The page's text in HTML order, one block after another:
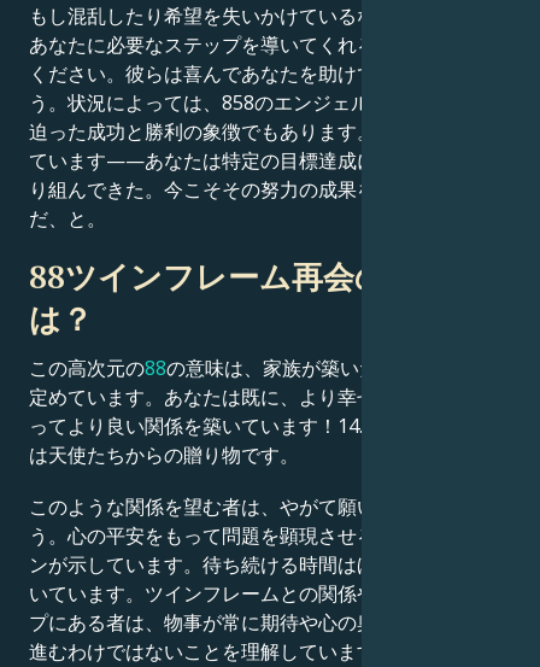
もし混乱したり希望を失いかけているなら、天使たちに
あなたに必要なステップを導いてくれるよう頼んでみて
ください。彼らは喜んであなたを助けてくれるでしょ
う。状況によっては、858のエンジェルナンバーは差し
迫った成功と勝利の象徴でもあります。宇宙はこう伝え
ています——あなたは特定の目標達成に向けて勤勉に取
り組んできた。今こそその努力の成果を享受し始める時
だ、と。
88ツインフレーム再会の意味と
は？
この高次元の88の意味は、家族が築いた基準が全てを
定めています。あなたは既に、より幸せで、あなたにと
ってより良い関係を築いています！14. このメッセージ
は天使たちからの贈り物です。
このような関係を望む者は、やがて願いを叶えるでしょ
う。心の平安をもって問題を顕現させるなら、このサイ
ンが示しています。待ち続ける時間はほぼ終わりに近づ
いています。ツインフレームとの関係やパートナーシッ
プにある者は、物事が常に期待や心の奥底の願い通りに
進むわけではないことを理解しています。